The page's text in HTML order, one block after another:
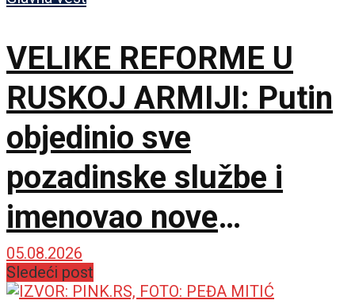
VELIKE REFORME U
RUSKOJ ARMIJI: Putin
objedinio sve
pozadinske službe i
imenovao nove
komandante na frontu!
05.08.2026
Sledeći post